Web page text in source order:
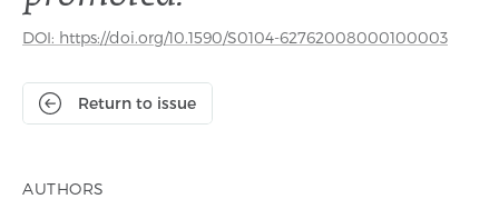
DOI: https://doi.org/10.1590/S0104-62762008000100003
Return to issue
AUTHORS